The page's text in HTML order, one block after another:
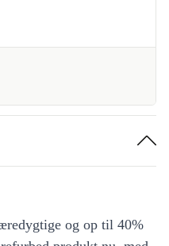
og op til 40%